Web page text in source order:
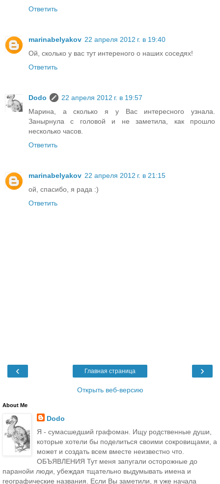
Ответить
marinabelyakov 22 апреля 2012 г. в 19:40
Ой, сколько у вас тут интереного о наших соседях!
Ответить
Dodo
22 апреля 2012 г. в 19:57
Марина, а сколько я у Вас интересного узнала.
Занырнула с головой и не заметила, как прошло
несколько часов.
Ответить
marinabelyakov 22 апреля 2012 г. в 21:15
ой, спасибо, я рада :)
Ответить
‹ ›
Главная страница
Открыть веб-версию
About Me
Dodo
Я - сумасшедший графоман. Ищу родственные души,
которые хотели бы поделиться своими сокровищами, а
может и создать всем вместе неизвестно что.
ОБЪЯВЛЕНИЯ Тут меня запугали осторожные до
паранойи люди, убеждая тщательно выдумывать имена и
географические названия. Если Вы заметили, я уже начала